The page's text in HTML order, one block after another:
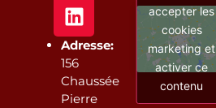
Adresse:
156
Chaussée
Pierre
accepter les
cookies
marketing et
activer ce
contenu